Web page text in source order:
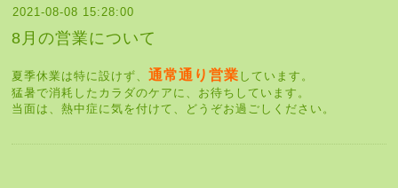
2021-08-08 15:28:00
8月の営業について
夏季休業は特に設けず、通常通り営業 しています。
猛暑で消耗したカラダのケアに、お待ちしています。
当面は、熱中症に気を付けて、どうぞお過ごしください。